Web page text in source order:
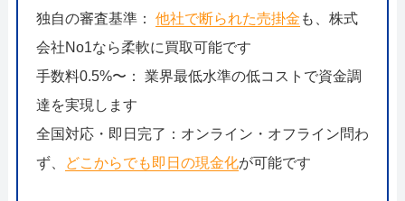
独自の審査基準： 他社で断られた売掛金 も、株式
会社No1なら柔軟に買取可能です
手数料0.5%〜： 業界最低水準の低コストで資金調
達を実現します
全国対応・即日完了：オンライン・オフライン問わ
ず、
どこからでも即日の現金化が可能です